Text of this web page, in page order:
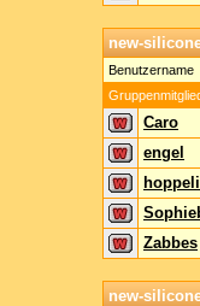
new-
Benutzername
Caro
engel
Zabbes
new-